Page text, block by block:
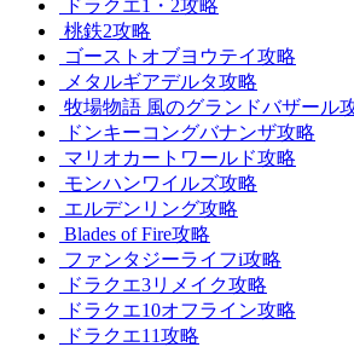
ドラクエ1・2攻略
桃鉄2攻略
ゴーストオブヨウテイ攻略
メタルギアデルタ攻略
牧場物語 風のグランドバザール
ドンキーコングバナンザ攻略
マリオカートワールド攻略
モンハンワイルズ攻略
エルデンリング攻略
Blades of Fire攻略
ファンタジーライフi攻略
ドラクエ3リメイク攻略
ドラクエ10オフライン攻略
ドラクエ11攻略